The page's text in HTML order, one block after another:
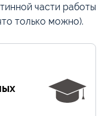
части работы
только можно).